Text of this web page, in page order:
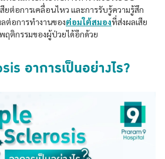
ยต่อการเคลื่อนไหว และการรับรู้ความรู้สึก
ต่อการทำงานของต่อมใต้สมองที่ส่งผลเสีย
ติกรรมของผู้ป่วยได้อีกด้วย
อาการเป็นอย่างไร?